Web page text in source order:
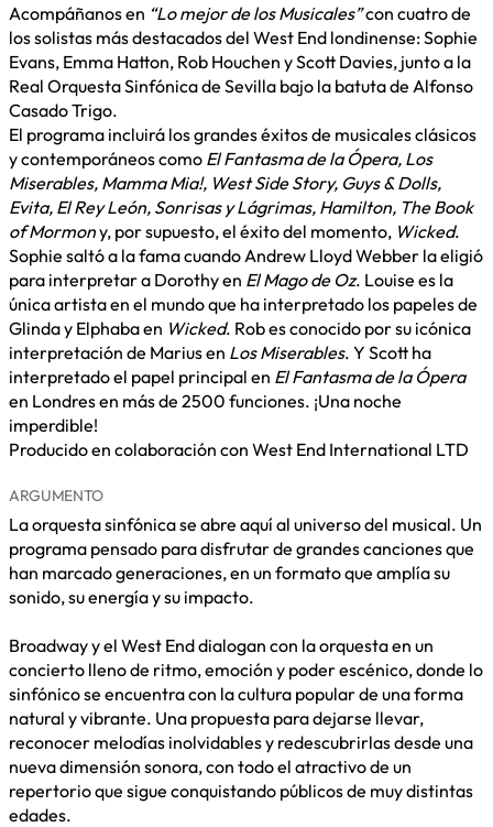
Acompáñanos en “Lo mejor de los Musicales”con cuatro de
los solistas más destacados del West End londinense: Sophie
Evans, Emma Hatton, Rob Houchen y Scott Davies, junto a la
Real Orquesta Sinfónica de Sevilla bajo la batuta de Alfonso
Casado Trigo.
El programa incluirá los grandes éxitos de musicales clásicos
y contemporáneos como El Fantasma de la Ópera, Los
Miserables, Mamma Mia!, West Side Story, Guys & Dolls,
Evita, El Rey León, Sonrisas y Lágrimas, Hamilton, The Book
of Mormony, por supuesto, el éxito del momento, Wicked.
Sophie saltó a la fama cuando Andrew Lloyd Webber la eligió
para interpretar a Dorothy en El Mago de Oz. Louise es la
única artista en el mundo que ha interpretado los papeles de
Glinda y Elphaba en Wicked. Rob es conocido por su icónica
interpretación de Marius en Los Miserables. Y Scott ha
interpretado el papel principal en El Fantasma de la Ópera
en Londres en más de 2500 funciones. ¡Una noche
imperdible!
Producido en colaboración con West End International LTD
ARGUMENTO
La orquesta sinfónica se abre aquí al universo del musical. Un
programa pensado para disfrutar de grandes canciones que
han marcado generaciones, en un formato que amplía su
sonido, su energía y su impacto.
Broadway y el West End dialogan con la orquesta en un
concierto lleno de ritmo, emoción y poder escénico, donde lo
sinfónico se encuentra con la cultura popular de una forma
natural y vibrante. Una propuesta para dejarse llevar,
reconocer melodías inolvidables y redescubrirlas desde una
nueva dimensión sonora, con todo el atractivo de un
repertorio que sigue conquistando públicos de muy distintas
edades.